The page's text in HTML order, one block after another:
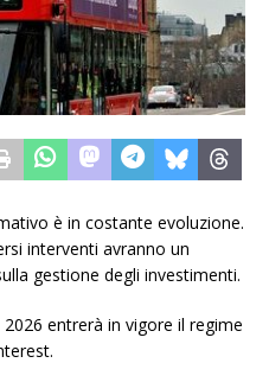
è in costante evoluzione.
interventi avranno un
gestione degli investimenti.
entrerà in vigore il regime